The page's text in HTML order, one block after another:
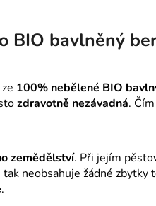
BIO bavlněný
100% nebělené BIO
zdravotně nezávadná.
zemědělství. Při jejím
neobsahuje žádné zbytky
.